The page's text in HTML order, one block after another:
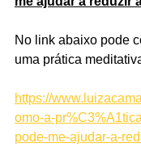
No link abaixo pode
uma prática
https://
omo-a-
pode-me-ajudar-a-